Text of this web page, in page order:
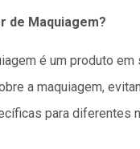
de Maquiagem?
é um produto
a maquiagem,
para diferentes